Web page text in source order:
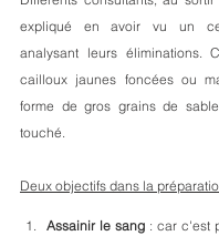
expliqué en avoir vu un
analysant leurs éliminations.
cailloux jaunes foncées ou
forme de gros grains de
touché.
Deux objectifs dans la
Assainir le sang : car c'est